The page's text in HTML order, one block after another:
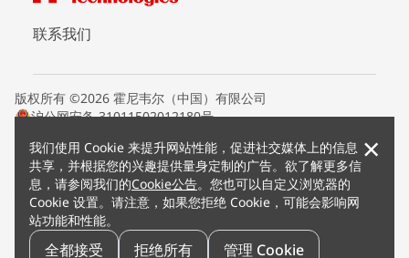
我们使用 Cookie 来提升网站性能，促进社交媒体上的信息
共享，并根据您的兴趣提供量身定制的广告。欲了解更多信
息，请参阅我们的Cookie公告。您也可以自定义浏览器的
Cookie 设置。请注意，如果您拒绝 Cookie，可能会影响网
站功能和性能。
全都接受 拒绝所有 管理 Cookie
×
联系我们
版权所有 ©2026 霍尼韦尔（中国）有限公司
沪公网安备 31011502012180号
条款条约
隐私声明
您的隐私选项
霍尼韦尔科技Cookie通知
退订
漏洞报告